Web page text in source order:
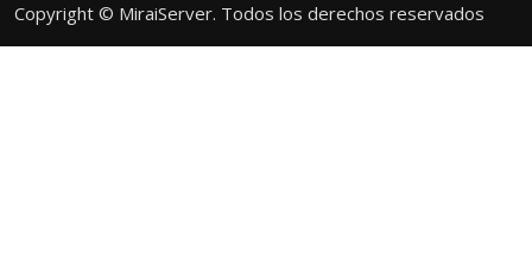
Copyright © MiraiServer. Todos los derechos reservados